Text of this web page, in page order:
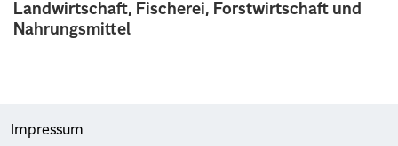
Landwirtschaft, Fischerei, Forstwirtschaft und
Nahrungsmittel
Impressum